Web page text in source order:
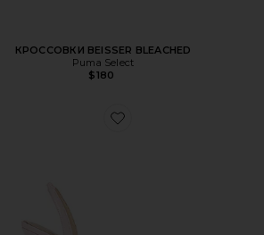
КРОССОВКИ BEISSER BLEACHED
Puma Select
$180
Favorite САНДАЛИИ FORTUNE